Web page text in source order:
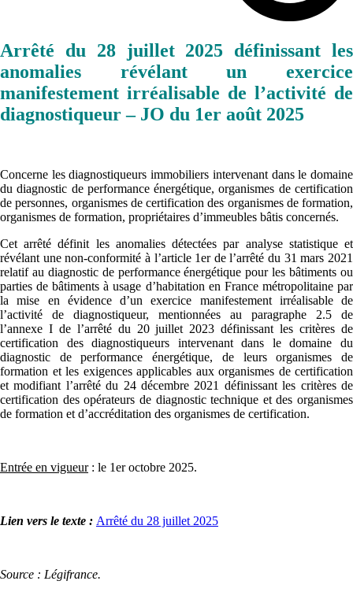
Arrêté du 28 juillet 2025 définissant les
anomalies révélant un exercice
manifestement irréalisable de l’activité de
diagnostiqueur – JO du 1er août 2025
Concerne les diagnostiqueurs immobiliers intervenant dans le domaine
du diagnostic de performance énergétique, organismes de certification
de personnes, organismes de certification des organismes de formation,
organismes de formation, propriétaires d’immeubles bâtis concernés.
Cet arrêté définit les anomalies détectées par analyse statistique et
révélant une non-conformité à l’article 1er de l’arrêté du 31 mars 2021
relatif au diagnostic de performance énergétique pour les bâtiments ou
parties de bâtiments à usage d’habitation en France métropolitaine par
la mise en évidence d’un exercice manifestement irréalisable de
l’activité de diagnostiqueur, mentionnées au paragraphe 2.5 de
l’annexe I de l’arrêté du 20 juillet 2023 définissant les critères de
certification des diagnostiqueurs intervenant dans le domaine du
diagnostic de performance énergétique, de leurs organismes de
formation et les exigences applicables aux organismes de certification
et modifiant l’arrêté du 24 décembre 2021 définissant les critères de
certification des opérateurs de diagnostic technique et des organismes
de formation et d’accréditation des organismes de certification.
Entrée en vigueur: le 1er octobre 2025.
Lien vers le texte : Arrêté du 28 juillet 2025
Source : Légifrance.